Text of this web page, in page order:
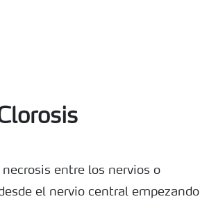
entre los nervios o
el nervio central empezando